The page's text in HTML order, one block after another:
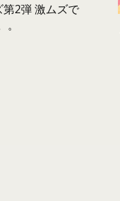
2弾 激ムズで